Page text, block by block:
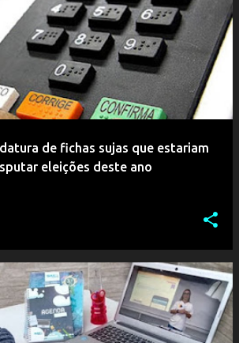
de fichas sujas que estariam
eleições deste ano